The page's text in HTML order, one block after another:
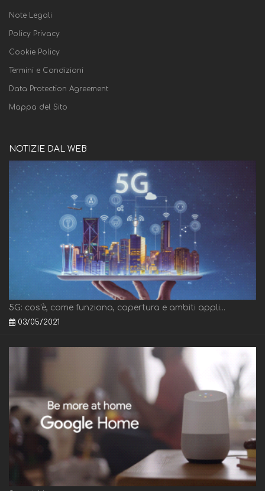
Note Legali
Policy Privacy
Cookie Policy
Termini e Condizioni
Data Protection Agreement
Mappa del Sito
NOTIZIE DAL WEB
5G: cos'è, come funziona, copertura e ambiti appli...
03/05/2021